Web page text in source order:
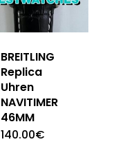
BREITLING
Replica
Uhren
NAVITIMER
46MM
140.00€